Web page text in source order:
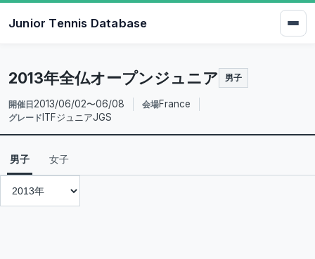
Junior Tennis Database
2013年全仏オープンジュニア 男子
開催日 2013/06/02〜06/08 会場France
グレード ITFジュニアJGS
男子 女子